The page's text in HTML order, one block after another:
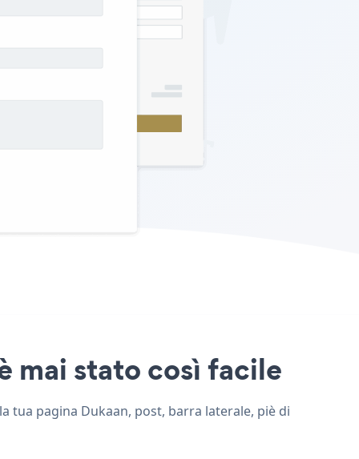
mai stato così facile
tua pagina Dukaan, post, barra laterale, piè di